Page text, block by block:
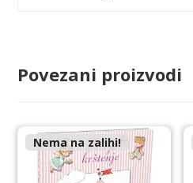
Povezani proizvodi
Nema na zalihi!